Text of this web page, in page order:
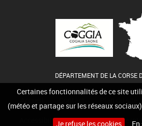
Certaines fonctionnalités de ce site
(météo et partage sur les réseaux sociaux).
Je refuse les cookies
DÉPARTEMENT DE LA CORSE
Accessibilité Cookies Site